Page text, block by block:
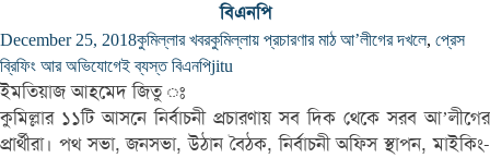
বিএনপি
December 25, 2018কুমিল্লার খবরকুমিল্লায় প্রচারণার মাঠ আ’লীগের দখলে, প্রেস
ব্রিফিং আর অভিযোগেই ব্যস্ত বিএনপিjitu
ইমতিয়াজ আহমেদ জিতু ঃ
কুমিল্লার ১১টি আসনে নির্বাচনী প্রচারণায় সব দিক থেকে সরব আ’লীগের
প্রার্থীরা। পথ সভা, জনসভা, উঠান বৈঠক, নির্বাচনী অফিস স্থাপন, মাইকিং-